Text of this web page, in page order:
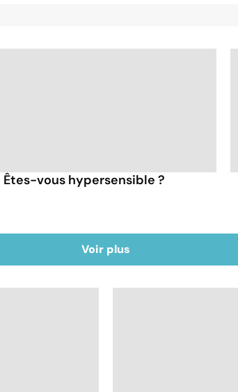
Êtes-vous hypersensible ?
Voir plus